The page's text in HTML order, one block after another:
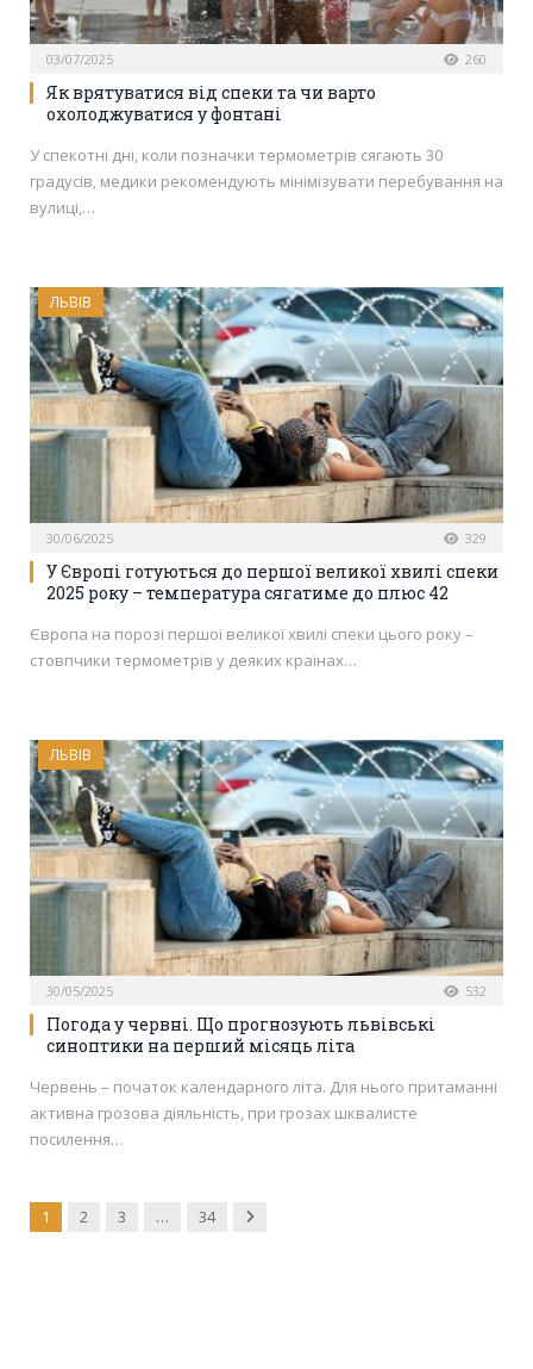
03/07/2025 260
Як врятуватися від спеки та чи варто
охолоджуватися у фонтані
У спекотні дні, коли позначки термометрів сягають 30
градусів, медики рекомендують мінімізувати перебування на
вулиці,…
ЛЬВІВ
30/06/2025 329
У Європі готуються до першої великої хвилі спеки
2025 року – температура сягатиме до плюс 42
Європа на порозі першої великої хвилі спеки цього року –
стовпчики термометрів у деяких країнах…
ЛЬВІВ
30/05/2025 532
Погода у червні. Що прогнозують львівські
синоптики на перший місяць літа
Червень – початок календарного літа. Для нього притаманні
активна грозова діяльність, при грозах шквалисте
посилення…
1 2 3 … 34 Next